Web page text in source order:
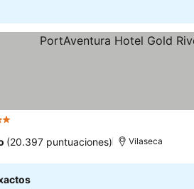
(20.397 puntuaciones) Vilaseca